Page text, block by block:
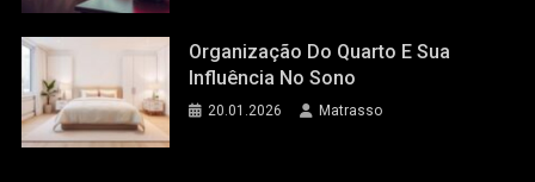
Organização Do Quarto E Sua
Influência No Sono
20.01.2026 Matrasso